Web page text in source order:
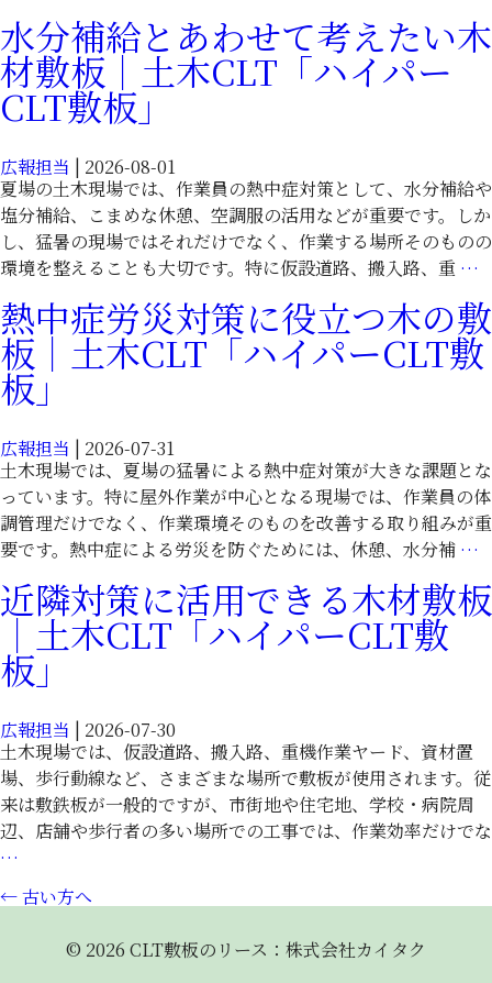
ー
CLT
敷
板」
木
材
敷
板
土
木
CLT「ハ
イ
パ
CLT
敷
板」
枚
導
入
さ
た
木
の
敷
板
｜
土
木
CLT「ハ
イ
ー
CLT
敷
板」
水分補給とあわせて考えたい木
材敷板｜土木CLT「ハイパー
CLT敷板」
広報担当 | 2026-08-01
夏場の土木現場では、作業員の熱中症対策として、水分補給や
塩分補給、こまめな休憩、空調服の活用などが重要です。しか
し、猛暑の現場ではそれだけでなく、作業する場所そのものの
環境を整えることも大切です。特に仮設道路、搬入路、重 …
熱中症労災対策に役立つ木の敷
板｜土木CLT「ハイパーCLT敷
板」
広報担当 | 2026-07-31
土木現場では、夏場の猛暑による熱中症対策が大きな課題とな
っています。特に屋外作業が中心となる現場では、作業員の体
調管理だけでなく、作業環境そのものを改善する取り組みが重
要です。熱中症による労災を防ぐためには、休憩、水分補 …
近隣対策に活用できる木材敷板
｜土木CLT「ハイパーCLT敷
板」
広報担当 | 2026-07-30
土木現場では、仮設道路、搬入路、重機作業ヤード、資材置
場、歩行動線など、さまざまな場所で敷板が使用されます。従
来は敷鉄板が一般的ですが、市街地や住宅地、学校・病院周
辺、店舗や歩行者の多い場所での工事では、作業効率だけでな
…
対
投
←古い方へ
© 2026 CLT敷板のリース：株式会社カイタク